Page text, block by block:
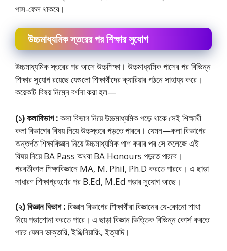
পাস-ফেল থাকবে।
উচ্চমাধ্যমিক স্তরের পর শিক্ষার সুযােগ
উচ্চমাধ্যমিক স্তরের পর আসে উচ্চশিক্ষা। উচ্চমাধ্যমিক পাসের পর বিভিন্ন
শিক্ষার সুযোগ রয়েছে যেগুলো শিক্ষার্থীদের ক্যারিয়ার গঠনে সাহায্য করে।
কয়েকটি বিষয় নিম্নে বর্ণনা করা হল—
(১) কলাবিভাগ : কলা বিভাগ নিয়ে উচ্চমাধ্যমিক পড়ে থাকে সেই শিক্ষার্থী
কলা বিভাগের বিষয় নিয়ে উচ্চস্তরে পড়তে পারবে। যেমন—কলা বিভাগের
অন্তর্গত শিক্ষাবিজ্ঞান নিয়ে উচ্চমাধ্যমিক পাশ করার পর সে কলেজে এই
বিষয় নিয়ে BA Pass অথবা BA Honours পড়তে পারবে।
পরবর্তীকাল শিক্ষাবিজ্ঞানে MA, M. Phil, Ph.D করতে পারবে। এ ছাড়া
সাধারণ শিক্ষাগ্রহণের পর B.Ed, M.Ed পড়ার সুযোগ আছে।
(২) বিজ্ঞান বিভাগ : বিজ্ঞান বিভাগের শিক্ষার্থীরা বিজ্ঞানের যে-কোনাে শাখা
নিয়ে পড়াশোনা করতে পারে। এ ছাড়া বিজ্ঞান ভিত্তিক বিভিন্ন কোর্স করতে
পারে যেমন ডাক্তারি, ইঞ্জিনিয়ারিং, ইত্যাদি।